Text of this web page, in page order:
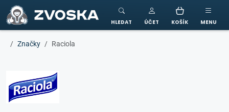
ZVOSKA
HLEDAT ÚČET KOŠÍK MENU
Značky Raciola